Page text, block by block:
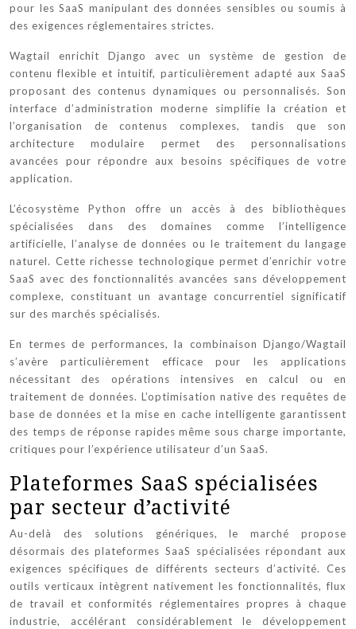
pour les SaaS manipulant des données sensibles ou soumis à
des exigences réglementaires strictes.
Wagtail enrichit Django avec un système de gestion de
contenu flexible et intuitif, particulièrement adapté aux SaaS
proposant des contenus dynamiques ou personnalisés. Son
interface d’administration moderne simplifie la création et
l’organisation de contenus complexes, tandis que son
architecture modulaire permet des personnalisations
avancées pour répondre aux besoins spécifiques de votre
application.
L’écosystème Python offre un accès à des bibliothèques
spécialisées dans des domaines comme l’intelligence
artificielle, l’analyse de données ou le traitement du langage
naturel. Cette richesse technologique permet d’enrichir votre
SaaS avec des fonctionnalités avancées sans développement
complexe, constituant un avantage concurrentiel significatif
sur des marchés spécialisés.
En termes de performances, la combinaison Django/Wagtail
s’avère particulièrement efficace pour les applications
nécessitant des opérations intensives en calcul ou en
traitement de données. L’optimisation native des requêtes de
base de données et la mise en cache intelligente garantissent
des temps de réponse rapides même sous charge importante,
critiques pour l’expérience utilisateur d’un SaaS.
Plateformes SaaS spécialisées
par secteur d’activité
Au-delà des solutions génériques, le marché propose
désormais des plateformes SaaS spécialisées répondant aux
exigences spécifiques de différents secteurs d’activité. Ces
outils verticaux intègrent nativement les fonctionnalités, flux
de travail et conformités réglementaires propres à chaque
industrie, accélérant considérablement le développement